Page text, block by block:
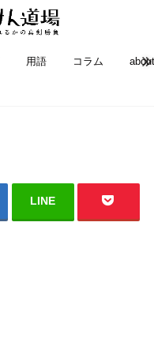
用語 コラム about
LINE